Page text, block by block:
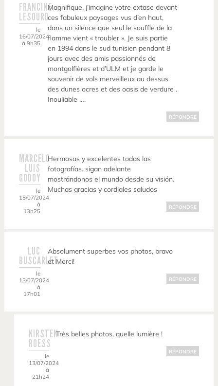
FRANCINE
LESOURD
le
16/07/2024
à 9h35
Magnifique, j’imagine votre extase devant
ces fabuleux paysages vus d’en haut,
dans un silence que seul le souffle de la
flamme vient « troubler ». Je suis partie
en 1994 dans le sud tunisien pendant 8
jours avec des amis passionnés de
montgolfières et d’ULM et je garde le
souvenir de vols merveilleux au dessus
des dunes ocres et des oasis de verdure .
Inouliable ….
RÉPONDRE
MARCELO
LUIS
GODOY
le
15/07/2024
à
13h25
Hermosas y excelentes todas las
fotografías. sigan adelante
mostrándonos el mundo desde su visión.
Muchas gracias y cordiales saludos
RÉPONDRE
LUC
BUSCARLET
le
13/07/2024
à
17h01
Absolument superbes vos photos, bravo
et Merci!
RÉPONDRE
KIRSTEN
ROESS
le
13/07/2024
à
21h24
Très belles photos, quelle lumière !
RÉPONDRE